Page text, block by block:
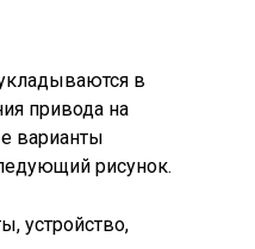
в
привода на
варианты
рисунок.